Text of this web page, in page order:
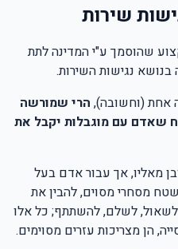
שירות
שהוסמך ע"י המדינה לתת
בנושא נגישות השירות.
אחת (וחשובה), הרי שמורשה
שאדם עם מוגבלות יקבל את
מאליו, אך עבור אדם בעל
מסחרי מסוים, להבין את
לשאול, לשלם, להשתתף; כל אלו
הן מצריכות עזרים מסוימים.